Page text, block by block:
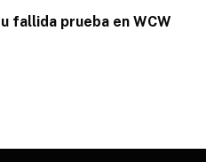
fallida prueba en WCW